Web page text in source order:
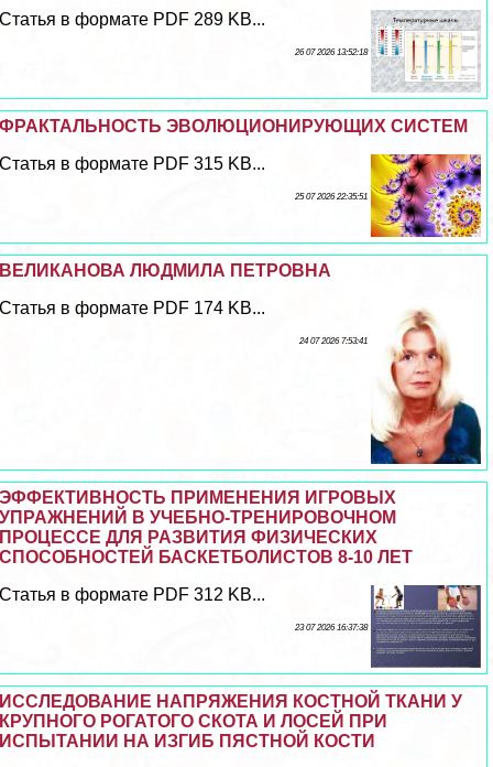
Статья в формате PDF 289 KB...
26 07 2026 13:52:18
ФРАКТАЛЬНОСТЬ ЭВОЛЮЦИОНИРУЮЩИХ СИСТЕМ
Статья в формате PDF 315 KB...
25 07 2026 22:35:51
ВЕЛИКАНОВА ЛЮДМИЛА ПЕТРОВНА
Статья в формате PDF 174 KB...
24 07 2026 7:53:41
ЭФФЕКТИВНОСТЬ ПРИМЕНЕНИЯ ИГРОВЫХ
УПРАЖНЕНИЙ В УЧЕБНО-ТРЕНИРОВОЧНОМ
ПРОЦЕССЕ ДЛЯ РАЗВИТИЯ ФИЗИЧЕСКИХ
СПОСОБНОСТЕЙ БАСКЕТБОЛИСТОВ 8-10 ЛЕТ
Статья в формате PDF 312 KB...
23 07 2026 16:37:38
ИССЛЕДОВАНИЕ НАПРЯЖЕНИЯ КОСТНОЙ ТКАНИ У
КРУПНОГО РОГАТОГО СКОТА И ЛОСЕЙ ПРИ
ИСПЫТАНИИ НА ИЗГИБ ПЯСТНОЙ КОСТИ